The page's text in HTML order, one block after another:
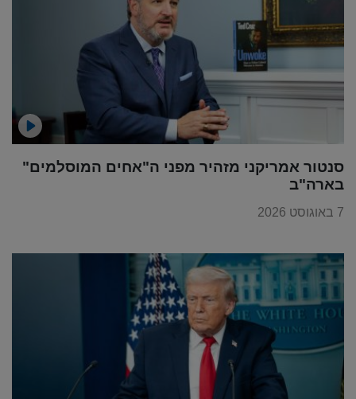
סנטור אמריקני מזהיר מפני ה"אחים המוסלמים"
בארה"ב
7 באוגוסט 2026